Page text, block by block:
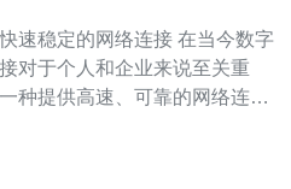
的网络连接 在当今数字
对于个人和企业来说至关重
种提供高速、可靠的网络连接
连接：CN2 GIA